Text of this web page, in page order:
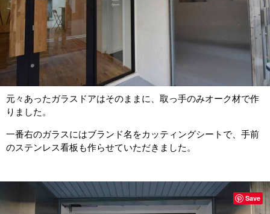
元々あったガラスドアはそのままに、取っ手のみオーク材で作
りました。
一番右のガラスにはブランド名をカッティングシートで、手前
のステンレス看板も作らせていただきました。
Save